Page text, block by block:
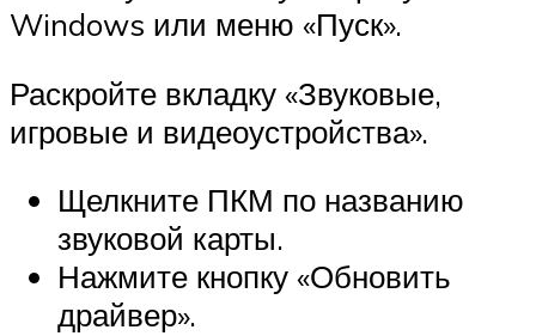
Windows или меню «Пуск».
Раскройте вкладку «Звуковые,
игровые и видеоустройства».
Щелкните ПКМ по названию
звуковой карты.
Нажмите кнопку «Обновить
драйвер».